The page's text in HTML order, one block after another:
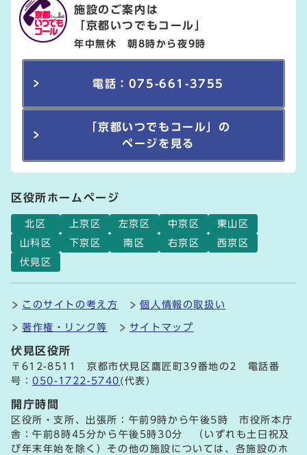
施設のご案内は
「京都いつでもコール」
年中無休 朝8時から夜9時
電話：075-661-3755
「京都いつでもコール」の
ページを見る
区役所ホームページ
北区 上京区 左京区 中京区
東山区
山科区
下京区 南区 右京区
西京区
伏見区
このサイトの考え方 個人情報の取扱い
著作権・リンク等 サイトマップ
伏見区役所
〒612-8511 京都市伏見区鷹匠町39番地の2 電話番
号：050-1722-5740 (代表)
開庁時間
区役所・支所、出張所：午前9時から午後5時 市役所本庁
舎：午前8時45分から午後5時30分 （いずれも土日祝及
び年末年始を除く）その他の施設については、各施設のホ